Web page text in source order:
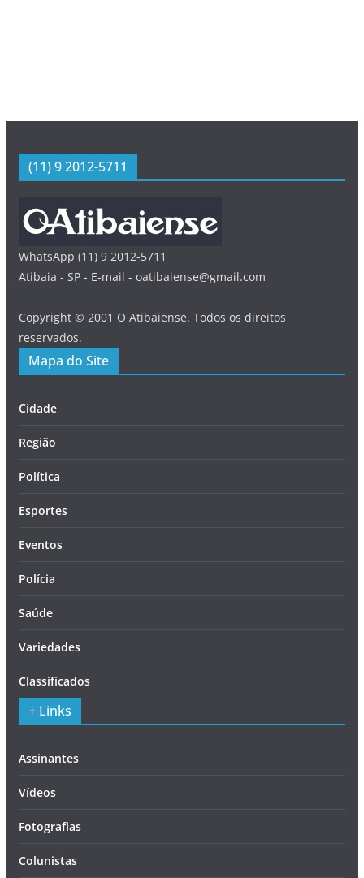
(11) 9 2012-5711
WhatsApp (11) 9 2012-5711
Atibaia - SP - E-mail - oatibaiense@gmail.com
Copyright © 2001 O Atibaiense. Todos os direitos
reservados.
Mapa do Site
Cidade
Região
Política
Esportes
Eventos
Polícia
Saúde
Variedades
Classificados
+ Links
Assinantes
Vídeos
Fotografias
Colunistas